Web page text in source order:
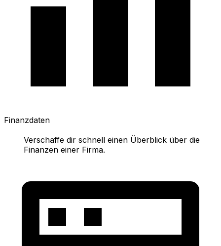
Finanzdaten
Verschaffe dir schnell einen Überblick über die
Finanzen einer Firma.